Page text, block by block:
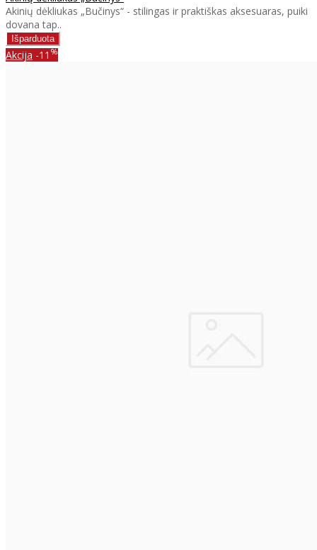
Akinių dėkliukas „Bučinys“ - stilingas ir praktiškas aksesuaras, puiki
dovana tap..
Akcija -11 %